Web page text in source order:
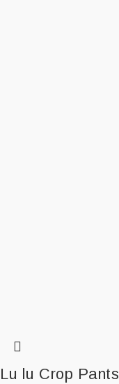
Lu lu Crop Pants